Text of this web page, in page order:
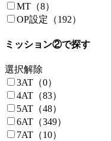
MT（8）
OP設定（192）
ミッション②で探す
選択解除
3AT（0）
4AT（83）
5AT（48）
6AT（349）
7AT（10）